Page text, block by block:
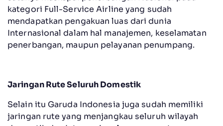
kategori Full-Service Airline yang sudah
mendapatkan pengakuan luas dari dunia
Internasional dalam hal manajemen, keselamatan
penerbangan, maupun pelayanan penumpang.
Jaringan Rute Seluruh Domestik
Selain itu Garuda Indonesia juga sudah memiliki
jaringan rute yang menjangkau seluruh wilayah